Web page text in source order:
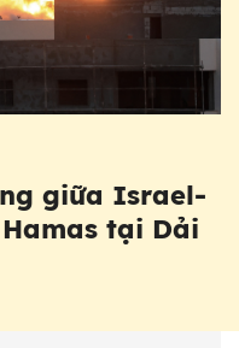
giữa Israel-
tại Dải